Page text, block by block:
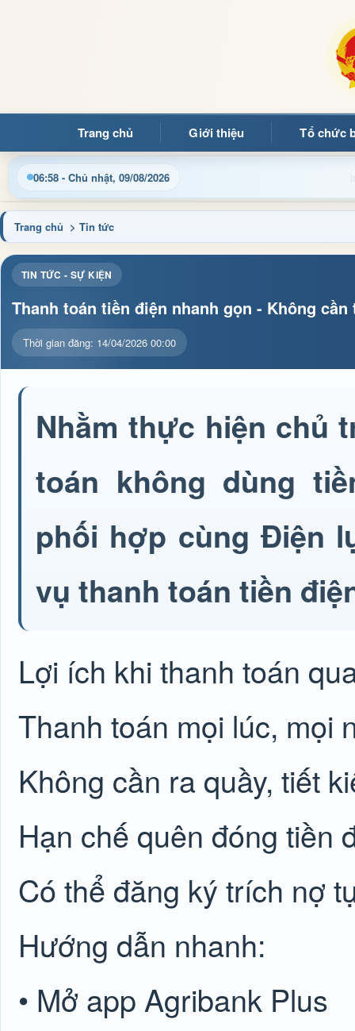
Trang chủ Giới thiệu Tổ chức
06:58 - Chủ nhật, 09/08/2026
hành, thủ tục hành chính và tin tức địa phương nhanh
Trang chủ > Tin tức
TIN TỨC - SỰ KIỆN
Thanh toán tiền điện nhanh gọn - Không cần
Thời gian đăng: 14/04/2026 00:00
Nhằm thực hiện chủ
toán không dùng
phối hợp cùng Điện
vụ thanh toán tiền
Lợi ích khi thanh toán
Thanh toán mọi lúc, mọi
Không cần ra quầy, tiết
Hạn chế quên đóng tiền
Có thể đăng ký trích nợ
Hướng dẫn nhanh:
• Mở app Agribank Plus